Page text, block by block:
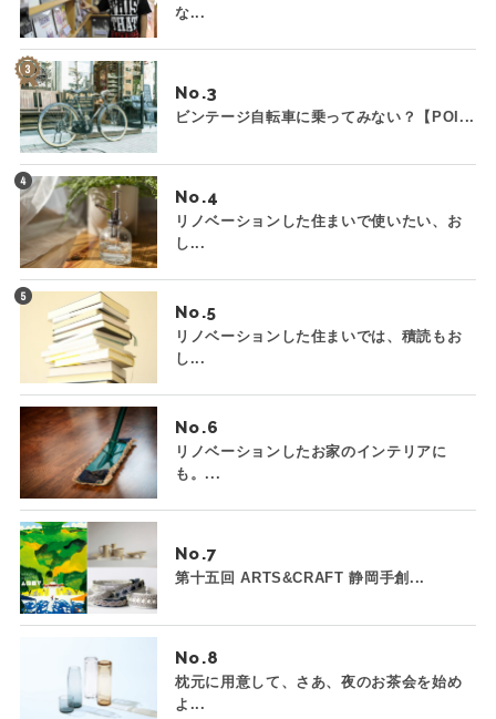
な...
No.
ビンテージ自転車に乗ってみない？【POI...
No.
リノベーションした住まいで使いたい、お
し...
No.
リノベーションした住まいでは、積読もお
し...
No.
リノベーションしたお家のインテリアに
も。...
No.
第十五回 ARTS&CRAFT 静岡手創...
No.
枕元に用意して、さあ、夜のお茶会を始め
よ...